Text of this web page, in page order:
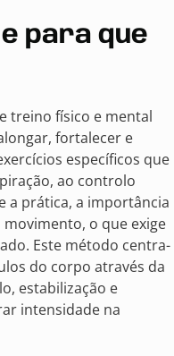
e para que
treino físico e mental
fortalecer e
específicos que
ao controlo
a prática, a importância
o que exige
Este método centra-
do corpo através da
estabilização e
intensidade na